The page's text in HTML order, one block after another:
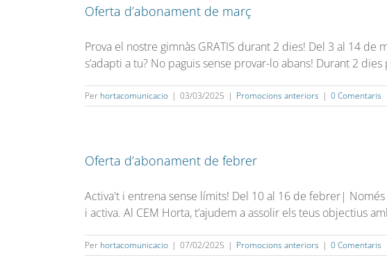
Oferta d’abonament de març
Prova el nostre gimnàs GRATIS durant 2 dies! Del 3 al 14
s’adapti a tu? No paguis sense provar-lo abans! Durant 2
Per hortacomunicacio | 03/03/2025 | Promocions anteriors | 0 Comentaris
Oferta d’abonament de febrer
Activa't i entrena sense límits! Del 10 al 16 de febrer|
i activa. Al CEM Horta, t’ajudem a assolir els teus objectius
Per hortacomunicacio | 07/02/2025 | Promocions anteriors | 0 Comentaris